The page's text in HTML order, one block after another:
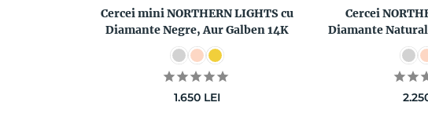
Cercei mini NORTHERN LIGHTS cu
Diamante Negre, Aur Galben 14K
1.650 LEI
Cercei
Diamante